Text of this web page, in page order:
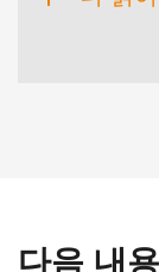
다음 내